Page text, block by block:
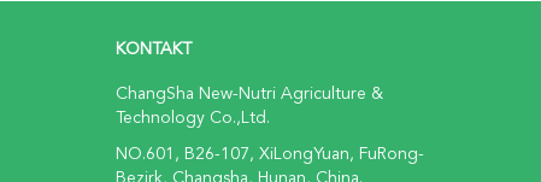
KONTAKT
ChangSha New-Nutri Agriculture &
Technology Co.,Ltd.
NO.601, B26-107, XiLongYuan, FuRong-
Bezirk, Changsha, Hunan, China.